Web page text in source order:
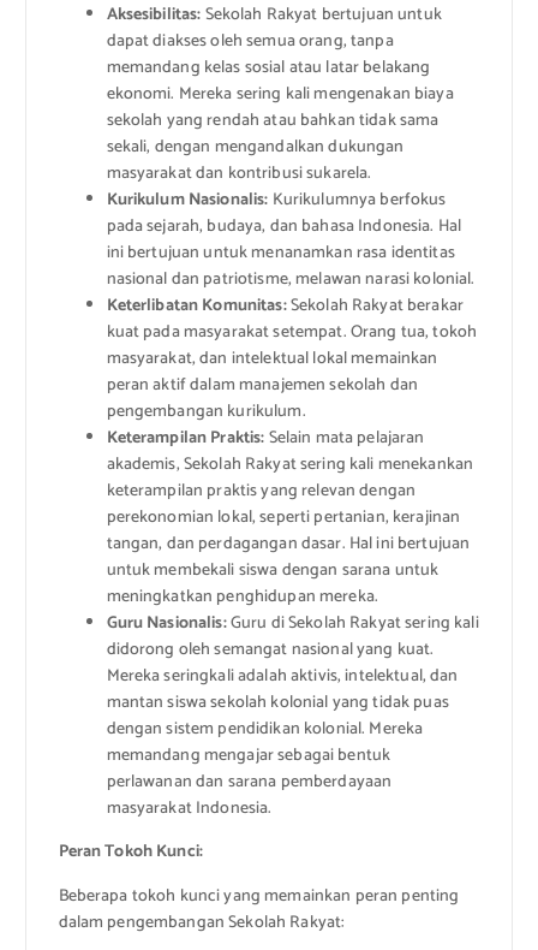
Aksesibilitas:Sekolah Rakyat bertujuan untuk
dapat diakses oleh semua orang, tanpa
memandang kelas sosial atau latar belakang
ekonomi. Mereka sering kali mengenakan biaya
sekolah yang rendah atau bahkan tidak sama
sekali, dengan mengandalkan dukungan
masyarakat dan kontribusi sukarela.
Kurikulum Nasionalis: Kurikulumnya berfokus
pada sejarah, budaya, dan bahasa Indonesia. Hal
ini bertujuan untuk menanamkan rasa identitas
nasional dan patriotisme, melawan narasi kolonial.
Keterlibatan Komunitas:Sekolah Rakyat berakar
kuat pada masyarakat setempat. Orang tua, tokoh
masyarakat, dan intelektual lokal memainkan
peran aktif dalam manajemen sekolah dan
pengembangan kurikulum.
Keterampilan Praktis:Selain mata pelajaran
akademis, Sekolah Rakyat sering kali menekankan
keterampilan praktis yang relevan dengan
perekonomian lokal, seperti pertanian, kerajinan
tangan, dan perdagangan dasar. Hal ini bertujuan
untuk membekali siswa dengan sarana untuk
meningkatkan penghidupan mereka.
Guru Nasionalis:Guru di Sekolah Rakyat sering kali
didorong oleh semangat nasional yang kuat.
Mereka seringkali adalah aktivis, intelektual, dan
mantan siswa sekolah kolonial yang tidak puas
dengan sistem pendidikan kolonial. Mereka
memandang mengajar sebagai bentuk
perlawanan dan sarana pemberdayaan
masyarakat Indonesia.
Peran Tokoh Kunci:
Beberapa tokoh kunci yang memainkan peran penting
dalam pengembangan Sekolah Rakyat: